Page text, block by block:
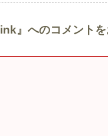
』へのコメントを